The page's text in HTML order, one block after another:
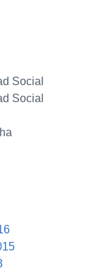
Social
Social